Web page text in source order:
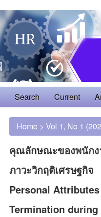
Search Current
Home > Vol 1, No 1
คุณลักษณะของพนักง
ภาวะวิกฤติเศรษฐกิจ
Personal
Termination